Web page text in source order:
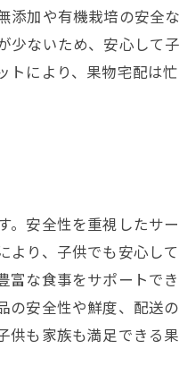
加や有機栽培の安全
ないため、安心して
により、果物宅配は
安全性を重視したサ
り、子供でも安心し
な食事をサポートで
安全性や鮮度、配送
も家族も満足できる